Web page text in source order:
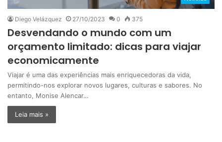
Diego Velázquez 27/10/2023 0 375
Desvendando o mundo com um
orçamento limitado: dicas para viajar
economicamente
Viajar é uma das experiências mais enriquecedoras da vida,
permitindo-nos explorar novos lugares, culturas e sabores. No
entanto, Monise Alencar…
Leia mais »